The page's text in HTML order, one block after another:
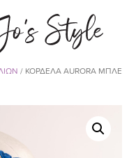
/ ΚΟΡΔΕΛΑ AURORA ΜΠΛΕ